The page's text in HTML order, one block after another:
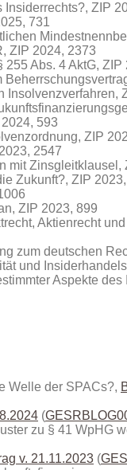
ZIP
731
ZIP 2024, 2373
Abs. 4 AktG, ZIP
Insolvenzverfahren,
593
ZIP
2547
mit Zinsgleitklausel,
Zukunft?, ZIP
ZIP 2023, 899
Aktienrecht
zum deutschen
und
Aspekte
Welle der SPACs?,
(
zu § 41 WpHG
v. 21.11.2023 (